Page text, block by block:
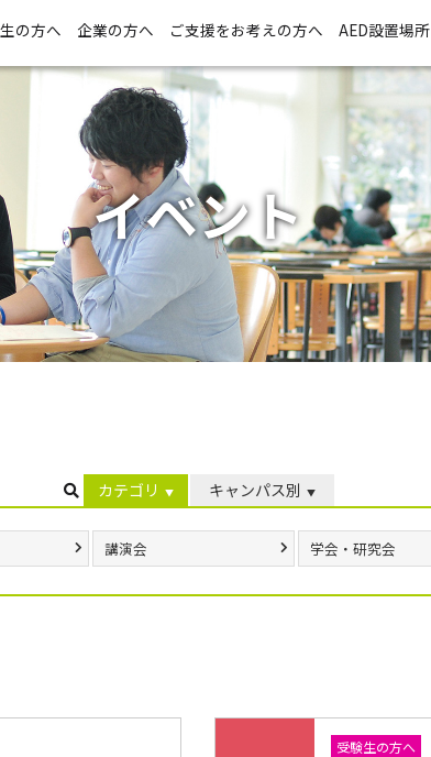
の方へ 企業の方へ ご支援をお考えの方へ AED設置場所
イベント
カテゴリ キャンパス別
講演会 学会・研究会
受験生の方へ